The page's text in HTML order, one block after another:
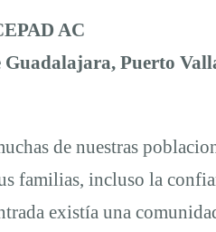
AC
Puerto
de nuestras
familias, incluso la
existía una